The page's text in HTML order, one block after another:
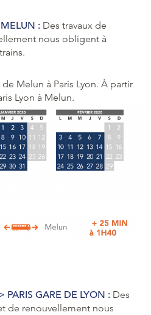
: Des travaux de
nous obligent à
Melun à Paris Lyon. À partir
Lyon à Melun.
PARIS GARE DE LYON : Des
de renouvellement nous